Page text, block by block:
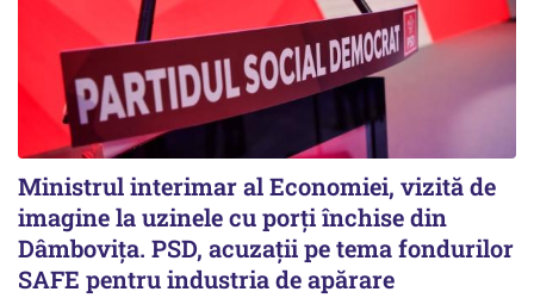
Ministrul interimar al Economiei, vizită de
imagine la uzinele cu porți închise din
Dâmbovița. PSD, acuzații pe tema fondurilor
SAFE pentru industria de apărare